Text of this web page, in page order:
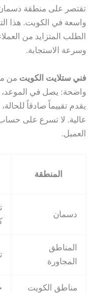
تقتصر على منطقة
واسعة في الكويت. هذا
الطلب المتزايد من
وسرعة الاستجابة.
فني ستلايت الكويت من
واضحة: يصل في
يقدم تقييماً صادقاً
عالية. لا تسرع على حساب
العميل.
المنطقة
دسمان
المناطق
المجاورة
مناطق الكويت